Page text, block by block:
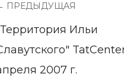
ПРЕДЫДУЩАЯ
Ильи
2007 г.